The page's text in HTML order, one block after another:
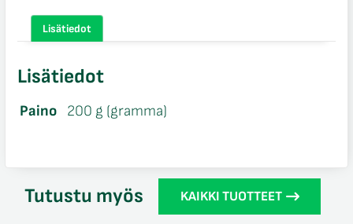
Lisätiedot
Lisätiedot
Paino 200 g (gramma)
Tutustu myös KAIKKI TUOTTEET